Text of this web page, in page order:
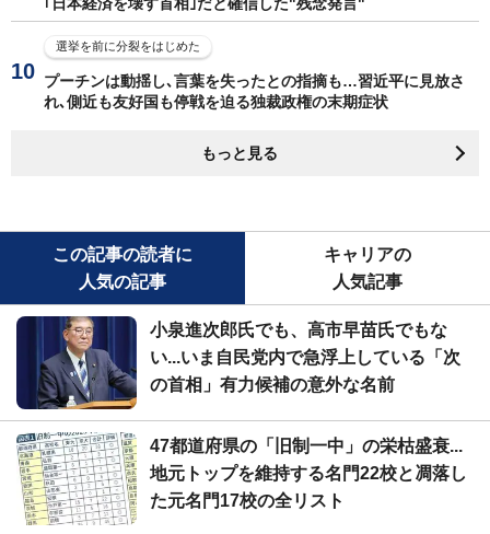
選挙を前に分裂をはじめた
プーチンは動揺し､言葉を失ったとの指摘も…習近平に見放さ
れ､側近も友好国も停戦を迫る独裁政権の末期症状
もっと見る
この記事の読者に
人気の記事
キャリアの
人気記事
小泉進次郎氏でも、高市早苗氏でもな
い...いま自民党内で急浮上している「次
の首相」有力候補の意外な名前
47都道府県の「旧制一中」の栄枯盛衰...
地元トップを維持する名門22校と凋落し
た元名門17校の全リスト